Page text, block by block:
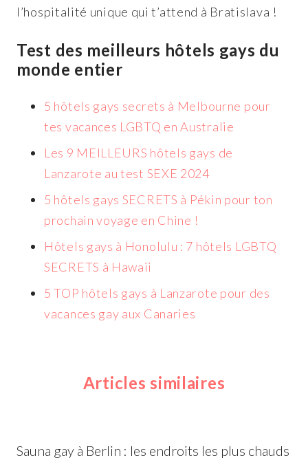
l’hospitalité unique qui t’attend à Bratislava !
Test des meilleurs hôtels gays du
monde entier
5 hôtels gays secrets à Melbourne pour
tes vacances LGBTQ en Australie
Les 9 MEILLEURS hôtels gays de
Lanzarote au test SEXE 2024
5 hôtels gays SECRETS à Pékin pour ton
prochain voyage en Chine !
Hôtels gays à Honolulu : 7 hôtels LGBTQ
SECRETS à Hawaii
5 TOP hôtels gays à Lanzarote pour des
vacances gay aux Canaries
Articles similaires
Sauna gay à Berlin : les endroits les plus chauds